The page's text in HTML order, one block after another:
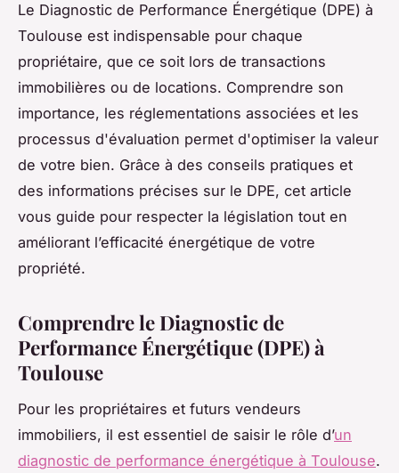
Le Diagnostic de Performance Énergétique (DPE) à
Toulouse est indispensable pour chaque
propriétaire, que ce soit lors de transactions
immobilières ou de locations. Comprendre son
importance, les réglementations associées et les
processus d'évaluation permet d'optimiser la valeur
de votre bien. Grâce à des conseils pratiques et
des informations précises sur le DPE, cet article
vous guide pour respecter la législation tout en
améliorant l’efficacité énergétique de votre
propriété.
Comprendre le Diagnostic de
Performance Énergétique (DPE) à
Toulouse
Pour les propriétaires et futurs vendeurs
immobiliers, il est essentiel de saisir le rôle d’un
diagnostic de performance énergétique à Toulouse.